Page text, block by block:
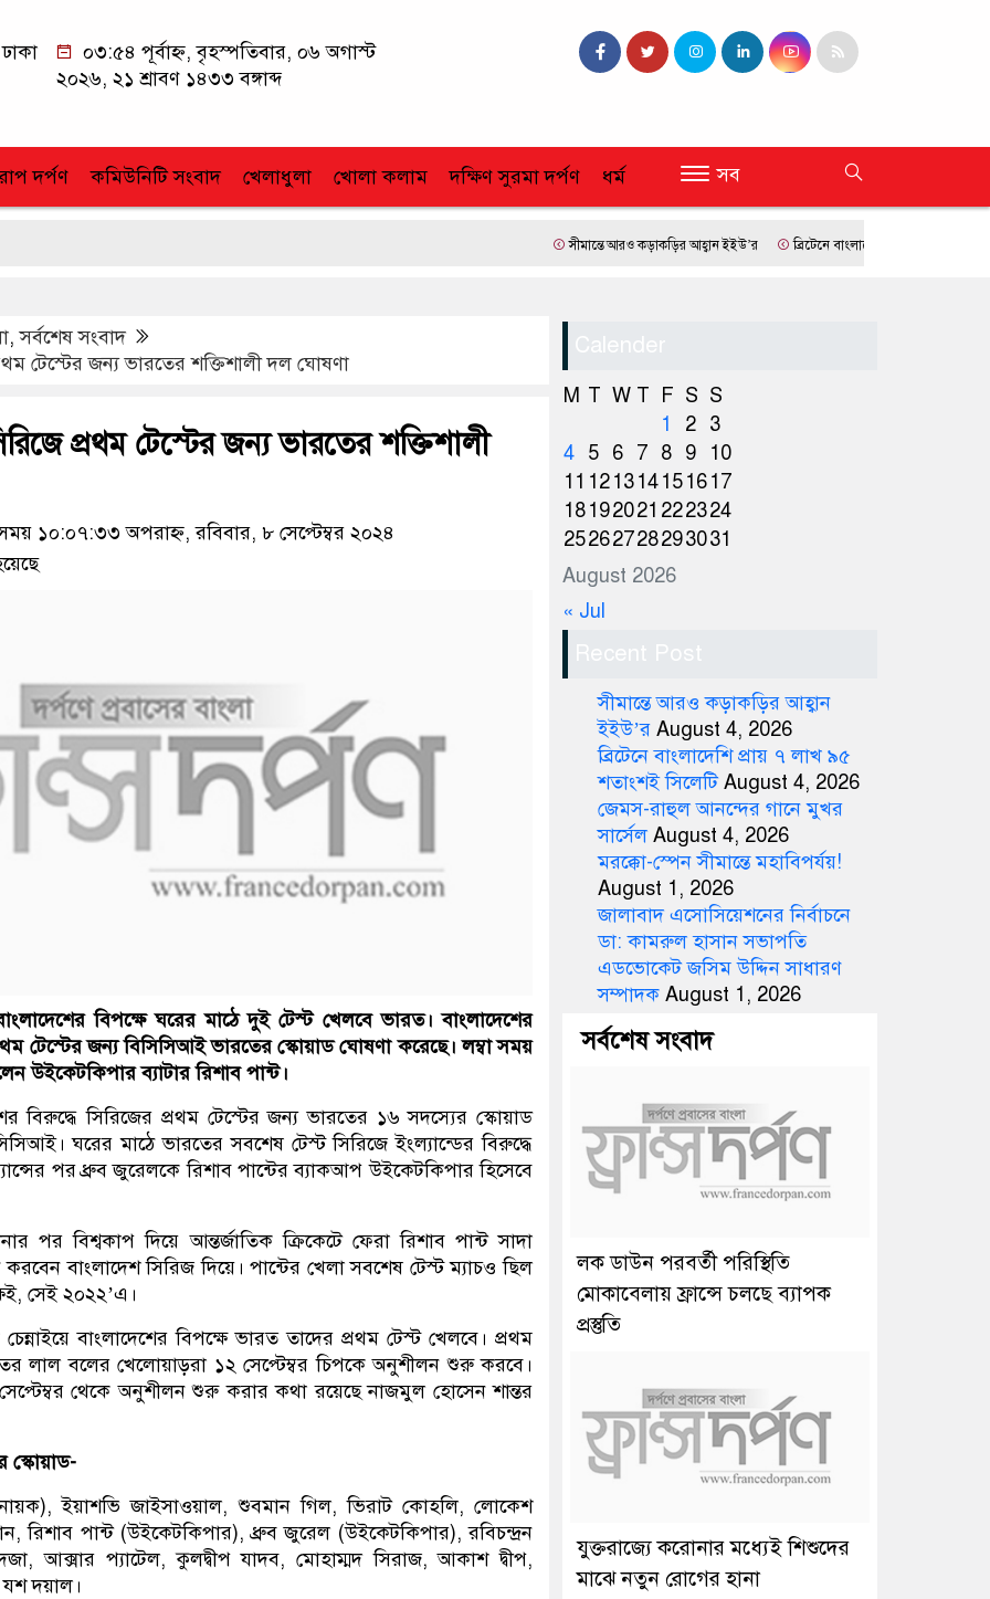
ঢাকা
০৩:৫৪ পূর্বাহ্ন, বৃহস্পতিবার, ০৬ অগাস্ট
২০২৬, ২১ শ্রাবণ ১৪৩৩ বঙ্গাব্দ
দর্পণ কমিউনিটি সংবাদ খেলাধুলা খোলা কলাম দক্ষিণ সুরমা দর্পণ ধর্ম সব
সীমান্তে আরও কড়াকড়ির আহ্বান ইইউ’র ব্রিটেনে বাংলাদেশি প্রায় ৭ লাখ ৯৫ শতাংশই
,সর্বশেষ সংবাদ
টেস্টের জন্য ভারতের শক্তিশালী দল ঘোষণা
প্রথম টেস্টের জন্য ভারতের শক্তিশালী
১০:০৭:৩৩ অপরাহ্ন, রবিবার, ৮ সেপ্টেম্বর ২০২৪
বিপক্ষে ঘরের মাঠে দুই টেস্ট খেলবে ভারত। বাংলাদেশের
টেস্টের জন্য বিসিসিআই ভারতের স্কোয়াড ঘোষণা করেছে। লম্বা সময়
উইকেটকিপার ব্যাটার রিশাব পান্ট।
বিরুদ্ধে সিরিজের প্রথম টেস্টের জন্য ভারতের ১৬ সদস্যের স্কোয়াড
ঘরের মাঠে ভারতের সবশেষ টেস্ট সিরিজে ইংল্যান্ডের বিরুদ্ধে
পর ধ্রুব জুরেলকে রিশাব পান্টের ব্যাকআপ উইকেটকিপার হিসেবে
পর বিশ্বকাপ দিয়ে আন্তর্জাতিক ক্রিকেটে ফেরা রিশাব পান্ট সাদা
করবেন বাংলাদেশ সিরিজ দিয়ে। পান্টের খেলা সবশেষ টেস্ট ম্যাচও ছিল
সেই ২০২২’এ।
বাংলাদেশের বিপক্ষে ভারত তাদের প্রথম টেস্ট খেলবে। প্রথম
লাল বলের খেলোয়াড়রা ১২ সেপ্টেম্বর চিপকে অনুশীলন শুরু করবে।
থেকে অনুশীলন শুরু করার কথা রয়েছে নাজমুল হোসেন শান্তর
স্কোয়াড-
ইয়াশভি জাইসাওয়াল, শুবমান গিল, ভিরাট কোহলি, লোকেশ
রিশাব পান্ট (উইকেটকিপার), ধ্রুব জুরেল (উইকেটকিপার), রবিচন্দ্রন
আক্সার প্যাটেল, কুলদ্বীপ যাদব, মোহাম্মদ সিরাজ, আকাশ দ্বীপ,
দয়াল।
Calender
August 2026
M T W T F S S
1
2 3
4 5 6 7 8 9
10
11 121314151617
18192021 222324
25262728293031
« Jul
Recent Post
সীমান্তে আরও কড়াকড়ির আহ্বান
ইইউ’র August 4, 2026
ব্রিটেনে বাংলাদেশি প্রায় ৭ লাখ ৯৫
শতাংশই সিলেটি August 4, 2026
জেমস-রাহুল আনন্দের গানে মুখর
সার্সেল August 4, 2026
মরক্কো-স্পেন সীমান্তে মহাবিপর্যয়!
August 1, 2026
জালাবাদ এসোসিয়েশনের নির্বাচনে
ডা: কামরুল হাসান সভাপতি
এডভোকেট জসিম উদ্দিন সাধারণ
সম্পাদক August 1, 2026
সর্বশেষ সংবাদ
লক ডাউন পরবর্তী পরিস্থিতি
মোকাবেলায় ফ্রান্সে চলছে ব্যাপক
প্রস্তুতি
যুক্তরাজ্যে করোনার মধ্যেই শিশুদের
মাঝে নতুন রোগের হানা